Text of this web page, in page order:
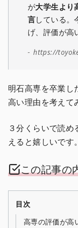
が大学生より
言している。
げ、評価が高
https://
明石高専を卒業し
高い理由を考えて
３分くらいで読
えると嬉しいです。
この記事の
目次
高専の評価が高